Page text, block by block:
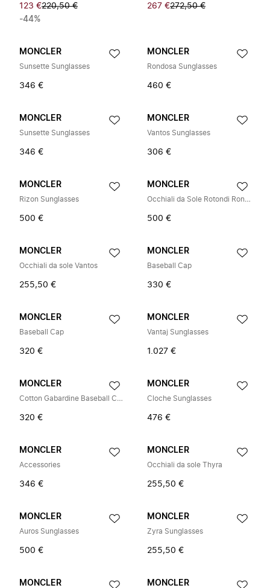
123 €220,50 €
-44%
267 €272,50 €
MONCLER
Sunsette Sunglasses
346 €
MONCLER
Rondosa Sunglasses
460 €
MONCLER
Sunsette Sunglasses
346 €
MONCLER
Vantos Sunglasses
306 €
MONCLER
Rizon Sunglasses
500 €
MONCLER
Occhiali da Sole Rotondi Rondosa
500 €
MONCLER
Occhiali da sole Vantos
255,50 €
MONCLER
Baseball Cap
330 €
MONCLER
Baseball Cap
320 €
MONCLER
Vantaj Sunglasses
1.027 €
MONCLER
Cotton Gabardine Baseball Cap
320 €
MONCLER
Cloche Sunglasses
476 €
MONCLER
Accessories
346 €
MONCLER
Occhiali da sole Thyra
255,50 €
MONCLER
Auros Sunglasses
500 €
MONCLER
Zyra Sunglasses
255,50 €
MONCLER MONCLER